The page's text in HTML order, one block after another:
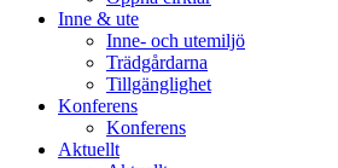
Inne & ute
Inne- och utemiljö
Trädgårdarna
Tillgänglighet
Konferens
Konferens
Aktuellt